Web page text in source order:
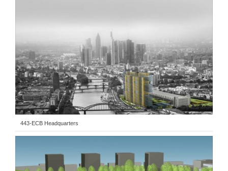
443-ECB Headquarters